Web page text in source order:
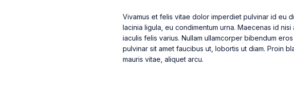
Vivamus et felis vitae dolor imperdiet pulvinar id eu
lacinia ligula, eu condimentum urna. Maecenas id
iaculis felis varius. Nullam ullamcorper bibendum
pulvinar sit amet faucibus ut, lobortis ut diam. Proin
mauris vitae, aliquet arcu.